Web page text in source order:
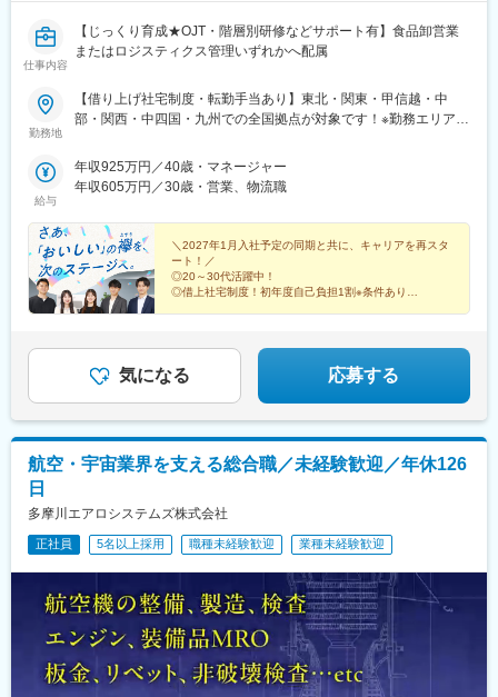
仕事内容
【じっくり育成★OJT・階層別研修などサポート有】食品卸営業
またはロジスティクス管理いずれかへ配属
勤務地
【借り上げ社宅制度・転勤手当あり】東北・関東・甲信越・中
部・関西・中四国・九州での全国拠点が対象です！※勤務エリアに
の可能性があります。※借り上げ社宅制度あり※リモートワーク可
（週1回まで）
給与
年収925万円／40歳・マネージャー
年収605万円／30歳・営業、物流職
＼2027年1月入社予定の同期と共に、キャリアを再スタ
ート！／
◎20～30代活躍中！
◎借上社宅制度！初年度自己負担1割※条件あり
◎売上高2兆円超！国内トップクラスの食品専門商社
気になる 応募する
航空・宇宙業界を支える総合職／未経験歓迎／年休126
日
多摩川エアロシステムズ株式会社
正社員 5名以上採用 職種未経験歓迎 業種未経験歓迎